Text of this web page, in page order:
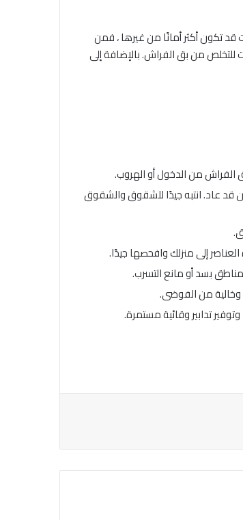
قد تكون أكثر أمانًا من غيرها ، فمن
للتخلص من بق الفراش. بالإضافة إلى
قد عاد. انتبه جيدًا للشقوق والشقوق